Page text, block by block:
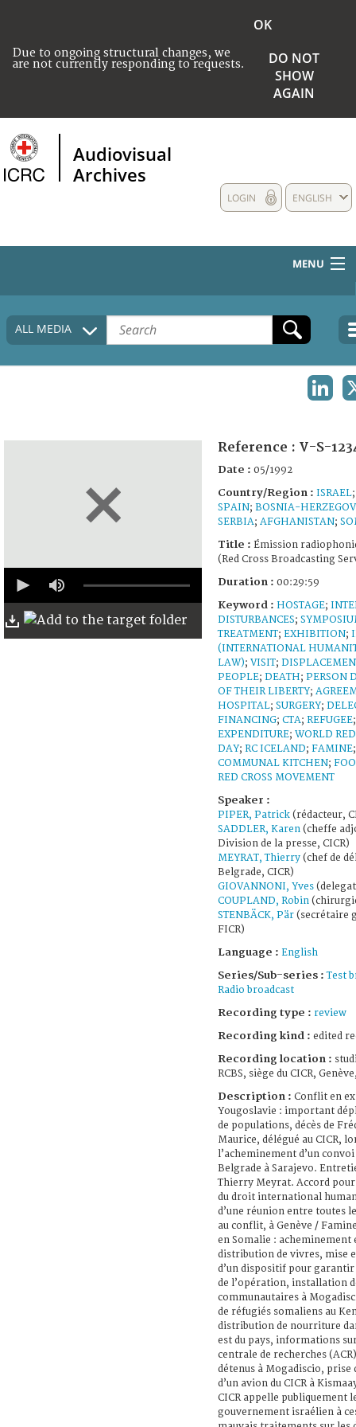
Due to ongoing structural changes, we
are not currently responding to requests.
OK
DO NOT
SHOW
AGAIN
Audiovisual
Archives
ENGLISH
LOGIN
MENU
HOME
COLLECTIONS DESCRIPTION
ALL MEDIA
seconds
minutes,
55
Reference : V-S-
Date : 05/1992
Country/Region : ISRAEL
SPAIN; BOSNIA-
SERBIA; AFGHANISTAN;
Title : Émission
(Red Cross Broadcasting
Duration : 00:29:59
Keyword : HOSTAGE;
DISTURBANCES;
TREATMENT; EXHIBITION;
(INTERNATIONAL
LAW); VISIT;
PEOPLE; DEATH; PERSON
OF THEIR LIBERTY;
HOSPITAL; SURGERY;
FINANCING; CTA; REFUGEE
EXPENDITURE; WORLD RED
DAY; RC ICELAND; FAMINE;
COMMUNAL KITCHEN;
RED CROSS MOVEMENT
Speaker :
PIPER, Patrick (rédacteur,
SADDLER, Karen (cheffe
Division de la presse, CICR)
MEYRAT, Thierry (chef de
Belgrade, CICR)
GIOVANNONI, Yves
COUPLAND, Robin
STENBÄCK, Pär (secrétaire
FICR)
Language : English
Series/Sub-series :Test
Radio broadcast
Recording type : review
Recording kind : edited
Recording location :
RCBS, siège du CICR,
Description : Conflit en
Yougoslavie : important
de populations, décès de
Maurice, délégué au CICR,
l’acheminement d’un convoi
Belgrade à Sarajevo.
Thierry Meyrat. Accord
du droit international
d’une réunion entre toutes
au conflit, à Genève /
en Somalie : acheminement
distribution de vivres, mise
d’un dispositif pour garantir
de l’opération, installation
communautaires à
de réfugiés somaliens au
distribution de nourriture
est du pays, informations
centrale de recherches
détenus à Mogadiscio, prise
d’un avion du CICR à
CICR appelle publiquement
gouvernement israélien à